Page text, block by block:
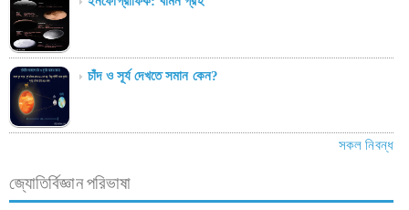
চাঁদ ও সূর্য দেখতে সমান কেন?
সকল নিবন্ধ
জ্যোতির্বিজ্ঞান পরিভাষা